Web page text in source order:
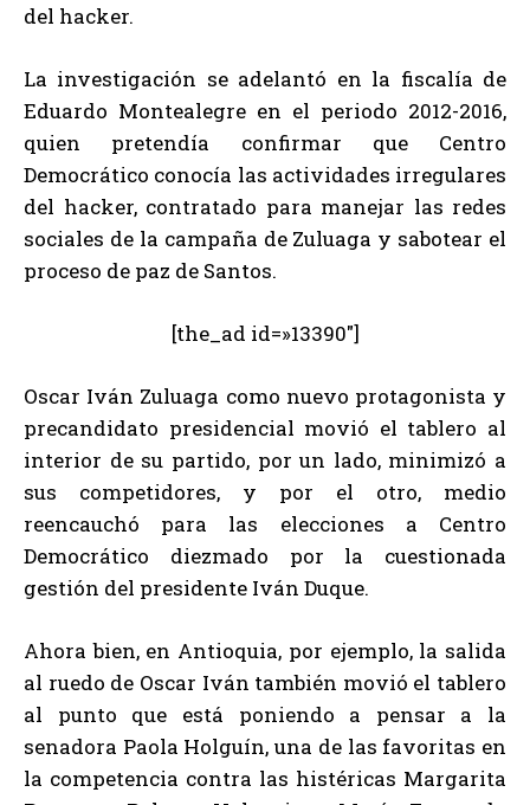
del hacker.
La investigación se adelantó en la fiscalía de
Eduardo Montealegre en el periodo 2012-2016,
quien pretendía confirmar que Centro
Democrático conocía las actividades irregulares
del hacker, contratado para manejar las redes
sociales de la campaña de Zuluaga y sabotear el
proceso de paz de Santos.
[the_ad id=»13390″]
Oscar Iván Zuluaga como nuevo protagonista y
precandidato presidencial movió el tablero al
interior de su partido, por un lado, minimizó a
sus competidores, y por el otro, medio
reencauchó para las elecciones a Centro
Democrático diezmado por la cuestionada
gestión del presidente Iván Duque.
Ahora bien, en Antioquia, por ejemplo, la salida
al ruedo de Oscar Iván también movió el tablero
al punto que está poniendo a pensar a la
senadora Paola Holguín, una de las favoritas en
la competencia contra las histéricas Margarita